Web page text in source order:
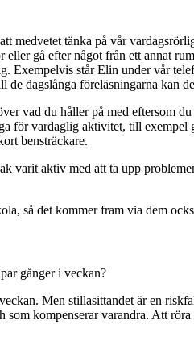
medvetet tänka på vår
gå efter något från ett annat
Exempelvis står Elin under vår
dagslånga föreläsningarna kan
vad du håller på med eftersom
för vardaglig aktivitet, till exempel
bensträckare.
varit aktiv med att ta upp
så det kommer fram via dem
gånger i veckan?
Men stillasittandet är en
kompenserar varandra. Att